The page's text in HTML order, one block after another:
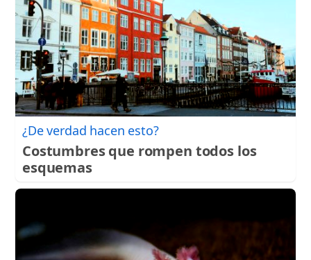
¿De verdad hacen esto?
Costumbres que rompen todos los
esquemas